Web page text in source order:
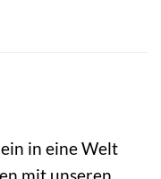
in eine Welt
mit unseren